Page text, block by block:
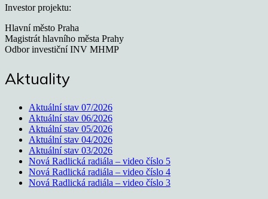
Investor projektu:
Hlavní město Praha
Magistrát hlavního města Prahy
Odbor investiční INV MHMP
Aktuality
Aktuální stav 07/2026
Aktuální stav 06/2026
Aktuální stav 05/2026
Aktuální stav 04/2026
Aktuální stav 03/2026
Nová Radlická radiála – video číslo 5
Nová Radlická radiála – video číslo 4
Nová Radlická radiála – video číslo 3